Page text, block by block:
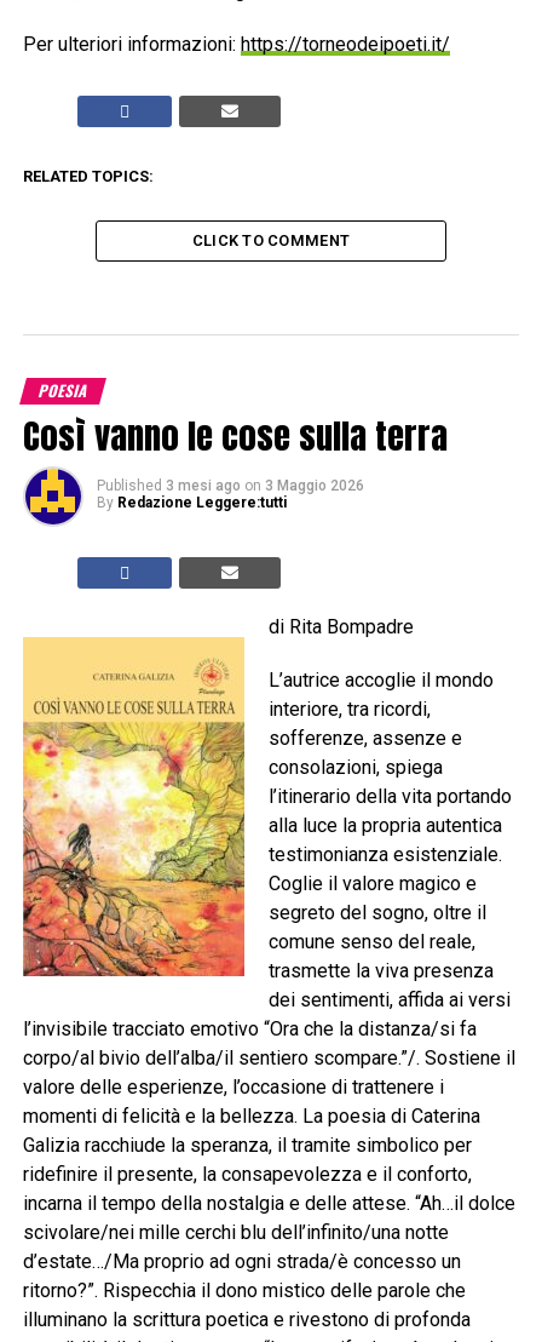
Per ulteriori informazioni: https://torneodeipoeti.it/
RELATED TOPICS:
CLICK TO COMMENT
POESIA
Così vanno le cose sulla terra
Published 3 mesi ago on 3 Maggio 2026
By Redazione Leggere:tutti
di Rita Bompadre
L’autrice accoglie il mondo
interiore, tra ricordi,
sofferenze, assenze e
consolazioni, spiega
l’itinerario della vita portando
alla luce la propria autentica
testimonianza esistenziale.
Coglie il valore magico e
segreto del sogno, oltre il
comune senso del reale,
trasmette la viva presenza
dei sentimenti, affida ai versi
l’invisibile tracciato emotivo “Ora che la distanza/si fa
corpo/al bivio dell’alba/il sentiero scompare.”/. Sostiene il
valore delle esperienze, l’occasione di trattenere i
momenti di felicità e la bellezza. La poesia di Caterina
Galizia racchiude la speranza, il tramite simbolico per
ridefinire il presente, la consapevolezza e il conforto,
incarna il tempo della nostalgia e delle attese. “Ah…il dolce
scivolare/nei mille cerchi blu dell’infinito/una notte
d’estate…/Ma proprio ad ogni strada/è concesso un
ritorno?”. Rispecchia il dono mistico delle parole che
illuminano la scrittura poetica e rivestono di profonda